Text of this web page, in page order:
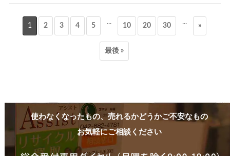
1 2 3 4 5 ... 10 20 30 ... »
最後 »
使わなくなったもの、売れるかどうかご不安なもの
お気軽にご相談ください